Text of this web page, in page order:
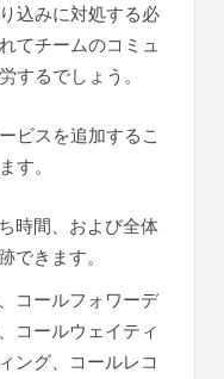
込みに対処する必
てチームのコミュ
するでしょう。
ビスを追加するこ
す。
時間、および全体
できます。
コールフォワーデ
コールウェイティ
ング、コールレコ